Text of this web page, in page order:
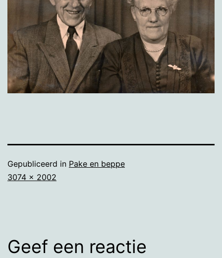
Gepubliceerd in Pake en beppe
Volledige
3074 × 2002
Geef een reactie